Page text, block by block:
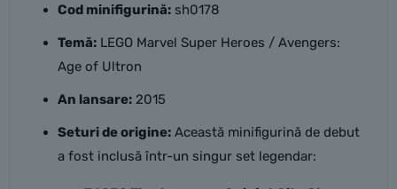
Cod minifigurină:sh0178
Temă:LEGO Marvel Super Heroes / Avengers:
Age of Ultron
An lansare:2015
Seturi de origine:Această minifigurină de debut
a fost inclusă într-un singur set legendar: